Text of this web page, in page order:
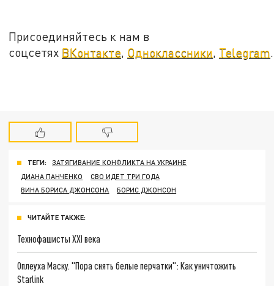
Присоединяйтесь к нам в
соцсетях ВКонтакте, Одноклассники, Telegram.
ТЕГИ:
ЗАТЯГИВАНИЕ КОНФЛИКТА НА УКРАИНЕ
ДИАНА ПАНЧЕНКО
СВО ИДЕТ ТРИ ГОДА
ВИНА БОРИСА ДЖОНСОНА
БОРИС ДЖОНСОН
ЧИТАЙТЕ ТАКЖЕ:
Технофашисты XXI века
Оплеуха Маску. "Пора снять белые перчатки": Как уничтожить
Starlink